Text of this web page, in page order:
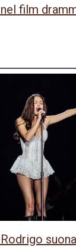
film